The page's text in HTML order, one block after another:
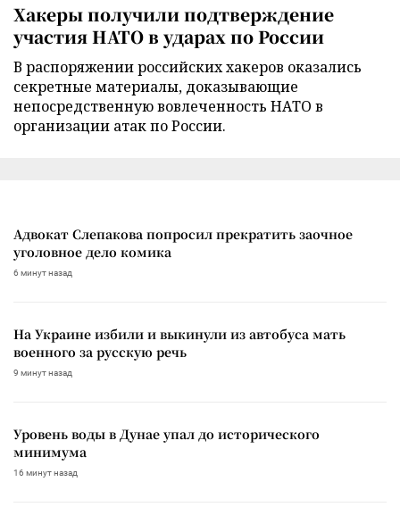
Хакеры получили подтверждение
участия НАТО в ударах по России
В распоряжении российских хакеров оказались
секретные материалы, доказывающие
непосредственную вовлеченность НАТО в
организации атак по России.
Адвокат Слепакова попросил прекратить заочное
уголовное дело комика
6 минут назад
На Украине избили и выкинули из автобуса мать
военного за русскую речь
9 минут назад
Уровень воды в Дунае упал до исторического
минимума
16 минут назад